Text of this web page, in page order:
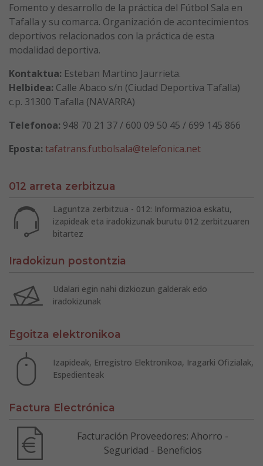
Fomento y desarrollo de la práctica del Fútbol Sala en
Tafalla y su comarca. Organización de acontecimientos
deportivos relacionados con la práctica de esta
modalidad deportiva.
Kontaktua: Esteban Martino Jaurrieta.
Helbidea: Calle Abaco s/n (Ciudad Deportiva Tafalla)
c.p. 31300 Tafalla (NAVARRA)
Telefonoa: 948 70 21 37 / 600 09 50 45 / 699 145 866
Eposta: tafatrans.futbolsala@telefonica.net
012 arreta zerbitzua
Laguntza zerbitzua - 012: Informazioa eskatu,
izapideak eta iradokizunak burutu 012 zerbitzuaren
bitartez
Iradokizun postontzia
Udalari egin nahi dizkiozun galderak edo
iradokizunak
Egoitza elektronikoa
Izapideak, Erregistro Elektronikoa, Iragarki Ofizialak,
Espedienteak
Factura Electrónica
Facturación Proveedores: Ahorro -
Seguridad - Beneficios